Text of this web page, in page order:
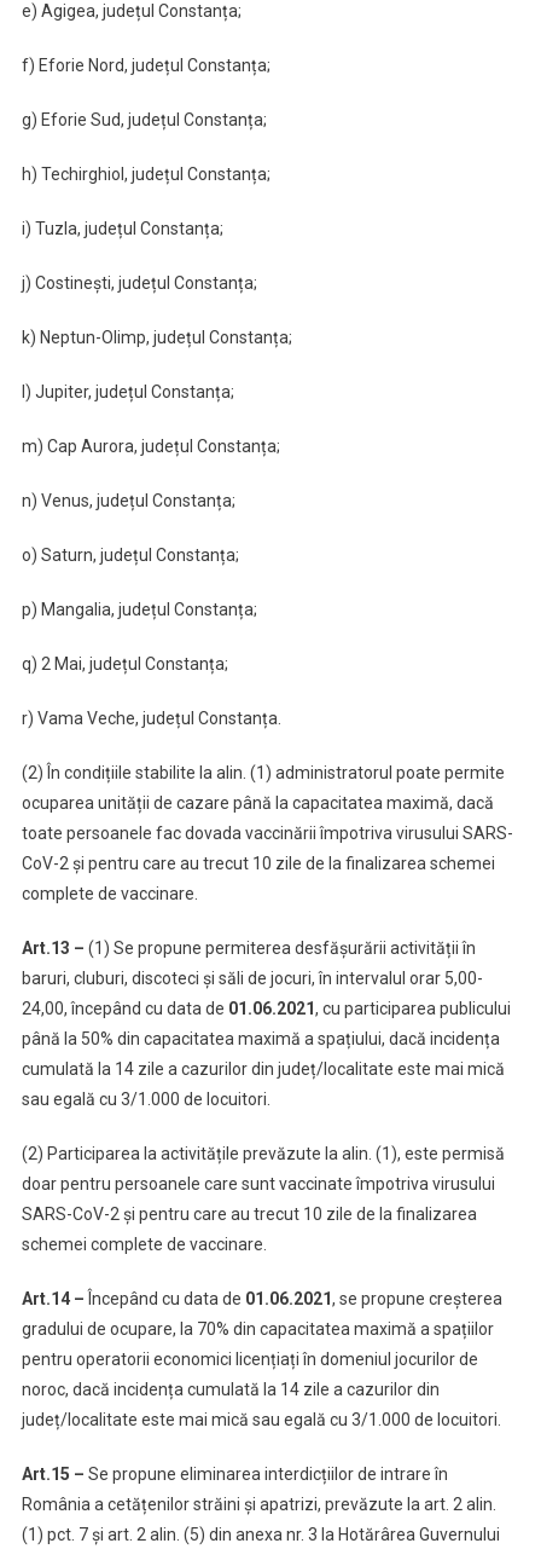
e) Agigea, județul Constanța;
f) Eforie Nord, județul Constanța;
g) Eforie Sud, județul Constanța;
h) Techirghiol, județul Constanța;
i) Tuzla, județul Constanța;
j) Costinești, județul Constanța;
k) Neptun-Olimp, județul Constanța;
l) Jupiter, județul Constanța;
m) Cap Aurora, județul Constanța;
n) Venus, județul Constanța;
o) Saturn, județul Constanța;
p) Mangalia, județul Constanța;
q) 2 Mai, județul Constanța;
r) Vama Veche, județul Constanța.
(2) În condițiile stabilite la alin. (1) administratorul poate permite
ocuparea unității de cazare până la capacitatea maximă, dacă
toate persoanele fac dovada vaccinării împotriva virusului SARS-
CoV-2 și pentru care au trecut 10 zile de la finalizarea schemei
complete de vaccinare.
Art.13 – (1) Se propune permiterea desfășurării activității în
baruri, cluburi, discoteci și săli de jocuri, în intervalul orar 5,00-
24,00, începând cu data de 01.06.2021, cu participarea publicului
până la 50% din capacitatea maximă a spațiului, dacă incidența
cumulată la 14 zile a cazurilor din județ/localitate este mai mică
sau egală cu 3/1.000 de locuitori.
(2) Participarea la activitățile prevăzute la alin. (1), este permisă
doar pentru persoanele care sunt vaccinate împotriva virusului
SARS-CoV-2 și pentru care au trecut 10 zile de la finalizarea
schemei complete de vaccinare.
Art.14 – Începând cu data de 01.06.2021, se propune creșterea
gradului de ocupare, la 70% din capacitatea maximă a spațiilor
pentru operatorii economici licențiați în domeniul jocurilor de
noroc, dacă incidența cumulată la 14 zile a cazurilor din
județ/localitate este mai mică sau egală cu 3/1.000 de locuitori.
Art.15 – Se propune eliminarea interdicțiilor de intrare în
România a cetățenilor străini și apatrizi, prevăzute la art. 2 alin.
(1) pct. 7 și art. 2 alin. (5) din anexa nr. 3 la Hotărârea Guvernului